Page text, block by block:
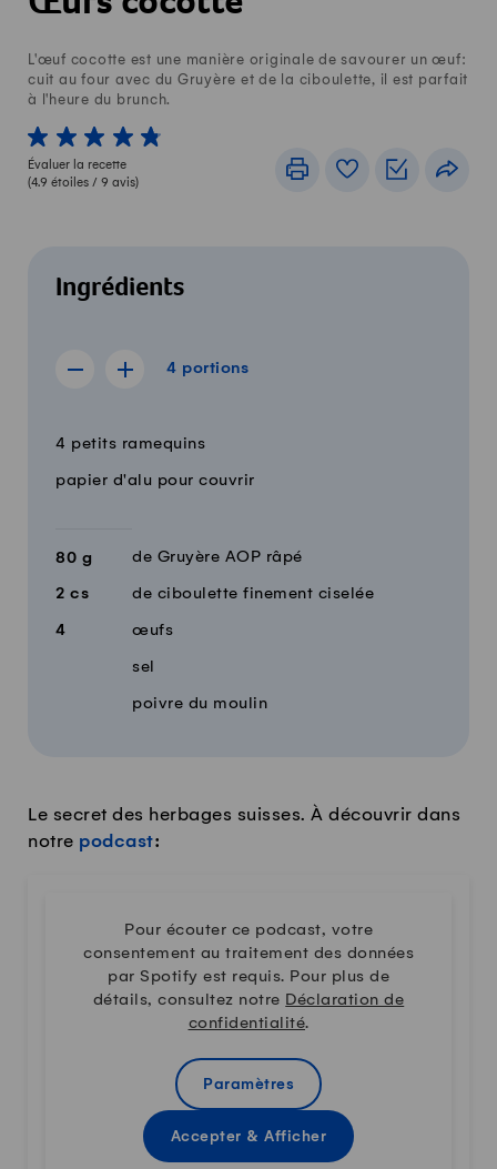
L'œuf cocotte est une manière originale de savourer un œuf:
cuit au four avec du Gruyère et de la ciboulette, il est parfait
à l'heure du brunch.
1 von 5 étoiles
2 von 5 étoiles
3 von 5 étoiles
4 von 5 étoiles
5 von 5 étoiles
Évaluer la recette
(4.9 étoiles / 9 avis)
ImprimerLivre de recettes
Listes de
Ingrédients
4 portions
Afficher la recette de 3 portions
Afficher la recette de 5 portions
4 portions
QuantitéIngrédients
4 petits ramequins
papier d'alu pour couvrir
80 g de Gruyère AOP râpé
2 cs de ciboulette finement ciselée
4 œufs
sel
poivre du moulin
Le secret des herbages suisses. À découvrir dans
notre podcast:
Pour écouter ce podcast, votre
consentement au traitement des données
par Spotify est requis. Pour plus de
détails, consultez notre Déclaration de
confidentialité.
Paramètres
Accepter & Afficher